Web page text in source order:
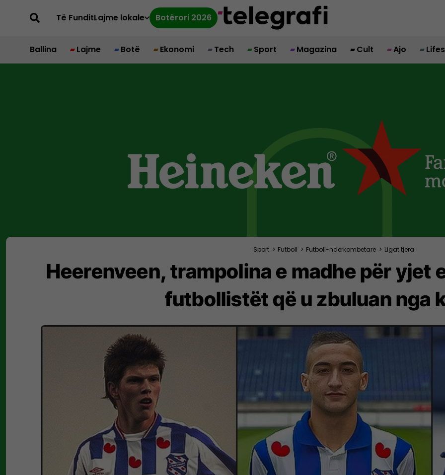
Të FunditLajme lokale Botërori 2026
Ballina Lajme Botë Ekonomi Tech Sport Magazina Cult Ajo
Sport > Futboll > Futboll-nderkombetare > Ligat tjera
Heerenveen, trampolina e madhe për yjet
futbollistët që u zbuluan nga